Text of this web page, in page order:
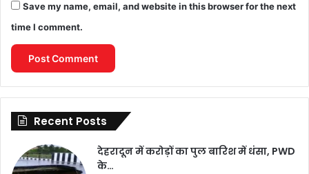
Save my name, email, and website in this browser for the next
time I comment.
Recent Posts
देहरादून में करोड़ों का पुल बारिश में धंसा, PWD
के…